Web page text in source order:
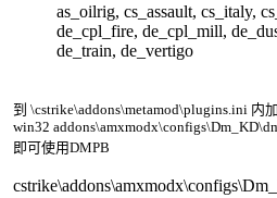
as_oilrig, cs_assault, cs_italy,
de_cpl_fire, de_cpl_mill,
de_train, de_vertigo
到 \cstrike\addons\metamod\plugins.ini 内
win32
即可使用DMPB